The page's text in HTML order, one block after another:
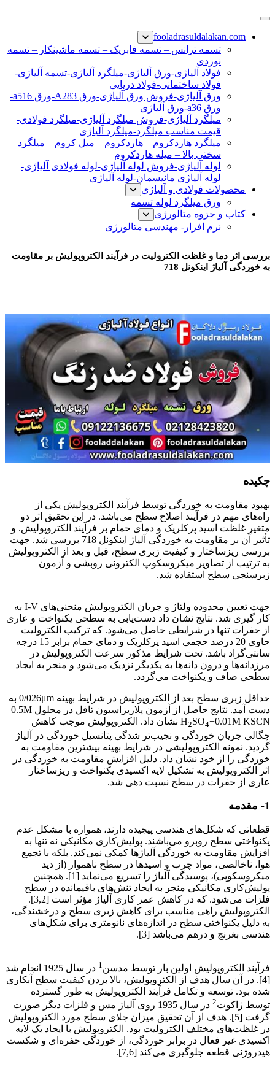
پرش
محتوا
نبشی فولادی-ناودانی فولادی-قیمت ورق-قیمت فولاد
fooladrasuldalakan.com
تسمه ترانس – تسمه فابریک – تسمه ماشینکار – تسمه
نوردی
فولاد آلیاژی-ورق آلیاژی-میلگرد آلیاژی-تسمه آلیاژی-
فولاد ساختمانی-فولاد دریایی
ورق آلیاژی-فروش ورق آلیاژی-ورق A283-ورق a516-
ورق a36-ورق آلیاژی
میلگرد آلیاژی-فروش میلگرد آلیاژی-میلگرد فولادی-
قیمت مناسب میلگرد-میلگرد آلیاژی
میلگرد هاردکروم – هاردکروم – میل کروم – میلگرد
سختی بالا – میله هاردکروم
لوله آلیاژی-فروش لوله آلیاژی-لوله فولادی آلیاژی-
لوله آلیاژی مانیسمان-لوله آلیاژی
محصولات فولادی و آلیاژی
ورق میلگرد لوله تسمه
کتاب و جزوه متالورژی
نرم افزار- مهندسی متالورژی
بررسی اثر دما و غلظت الکترولیت در فرآیند الکتروپولیش بر مقاومت
به خوردگی آلیاژ اینکونل 718
چکیده
بهبود مقاومت به خوردگی توسط فرآیند الکتروپولیش یکی از
راه‌های مهم در فرآیند اصلاح سطح می‌باشد. در این تحقیق اثر دو
متغیر غلظت اسید پرکلریک و دمای حمام بر فرآیند الکتروپولیش. و
تأثیر آن بر مقاومت به خوردگی آلیاژ
اینکونل
718 بررسی شد. جهت
بررسی ریزساختار و کیفیت زبری سطح، قبل و بعد از الکتروپولیش
به ترتیب از تصاویر میکروسکوپ الکترونی روبشی و آزمون
زبرسنجی سطح استفاده شد.
جهت تعیین محدوده ولتاژ و جریان الکتروپولیش منحنی‌های I-V به
کار گیری شد. نتایج نشان داد دست‌یابی به سطحی یکنواخت و عاری
از حفرات تنها در شرایطی حاصل می‌شود. که ترکیب الکترولیت
حاوی 20 درصد حجمی اسید پرکلریک و دمای حمام برابر 15 درجه
سانتی‌گراد باشد. تحت شرایط مذکور سرعت الکتروپولیش در
مرزدانه‌ها و درون دانه‌ها به یکدیگر نزدیک می‌شود و منجر به ایجاد
سطحی صاف و یکنواخت می‌گردد.
حداقل زبری سطح بعد از الکتروپولیش در شرایط بهینه 0/026μm به
دست آمد. نتایج حاصل از آزمون پلاریزاسیون تافل در محلول 0.5M
H2SO4
+0.01M KSCN نشان داد. الکتروپولیش موجب کاهش
چگالی جریان خوردگی و نجیب‌تر شدگی پتانسیل خوردگی در آلیاژ
گردید. نمونه الکتروپولیشی در شرایط بهینه بیشترین مقاومت به
خوردگی را از خود نشان داد. دلیل افزایش مقاومت به خوردگی در
اثر الکتروپولیش به تشکیل لایه اکسیدی یکنواخت و ریزساختار
عاری از حفرات در سطح نسبت دهی شد.
1- مقدمه
قطعاتی که شکل‌های هندسی پیجیده دارند، همواره با مشکل عدم
یکنواختی سطح روبرو می‌باشند. پولیش‌کاری مکانیکی نه تنها به
افزایش مقاومت به خوردگی آلیاژها کمکی نمی‌کند. بلکه با تجمع
هوا، ناخالصی، مواد چرب و اسیدها در سطح ناهموار (از دید
میکروسکوپی)، پوسیدگی آلیاژ را تسریع می‌نماید [1]. همچنین
پولیش‌کاری مکانیکی منجر به ایجاد تنش‌های باقیمانده در سطح
فلزات می‌شود. که در کاهش عمر کاری آلیاژ مؤثر است [3,2].
الکتروپولیش راهی مناسب برای کاهش زبری سطح و درخشندگی،
به دلیل یکنواختی سطح در اندازه‌های نانومتری برای شکل‌های
هندسی بغرنج و درهم می‌باشد [3].
فرآیند الکتروپولیش اولین بار توسط مدسن1
در سال 1925 انجام شد
[4]. در آن سال هدف از الکتروپولیش، بالا بردن کیفیت سطح آبکاری
شده بود. توسعه و تکامل فرآیند الکتروپولیش به طور گسترده
توسط ژاکوت2
در سال 1935 روی آلیاژ مس و فلزات دیگر صورت
گرفت [5]. هدف از آن تحقیق میزان جلای سطح مورد الکتروپولیش
در غلظت‌های مختلف الکترولیت بود. الکتروپولیش با ایجاد یک لایه
اکسیدی غیر فعال در برابر خوردگی، از خوردگی حفره‌ای و شکست
هیدروژنی قطعه جلوگیری می‌کند [7,6].